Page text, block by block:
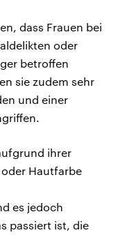
dass Frauen bei
oder
betroffen
sie zudem sehr
und einer
ihrer
Hautfarbe
es jedoch
passiert ist, die